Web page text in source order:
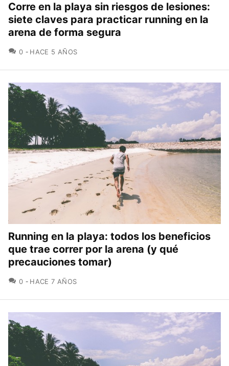
Corre en la playa sin riesgos de lesiones:
siete claves para practicar running en la
arena de forma segura
0 COMENTARIOS
HACE 5 AÑOS
Running en la playa: todos los beneficios
que trae correr por la arena (y qué
precauciones tomar)
0 COMENTARIOS
HACE 7 AÑOS